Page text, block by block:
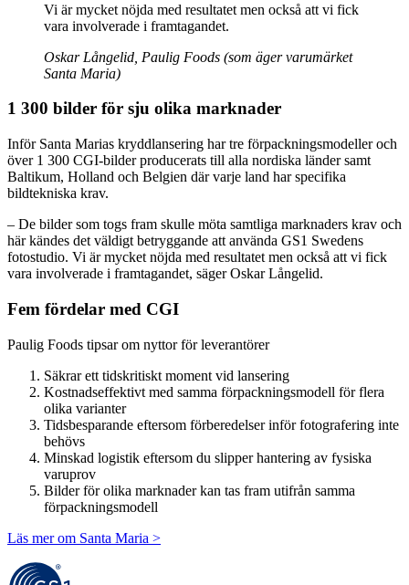
Vi är mycket nöjda med resultatet men också att vi fick
vara involverade i framtagandet.
Oskar Långelid, Paulig Foods (som äger varumärket
Santa Maria)
1 300 bilder för sju olika marknader
Inför Santa Marias kryddlansering har tre förpackningsmodeller och
över 1 300 CGI-bilder producerats till alla nordiska länder samt
Baltikum, Holland och Belgien där varje land har specifika
bildtekniska krav.
– De bilder som togs fram skulle möta samtliga marknaders krav och
här kändes det väldigt betryggande att använda GS1 Swedens
fotostudio. Vi är mycket nöjda med resultatet men också att vi fick
vara involverade i framtagandet, säger Oskar Långelid.
Fem fördelar med CGI
Paulig Foods tipsar om nyttor för leverantörer
Säkrar ett tidskritiskt moment vid lansering
Kostnadseffektivt med samma förpackningsmodell för flera
olika varianter
Tidsbesparande eftersom förberedelser inför fotografering inte
behövs
Minskad logistik eftersom du slipper hantering av fysiska
varuprov
Bilder för olika marknader kan tas fram utifrån samma
förpackningsmodell
Läs mer om Santa Maria >